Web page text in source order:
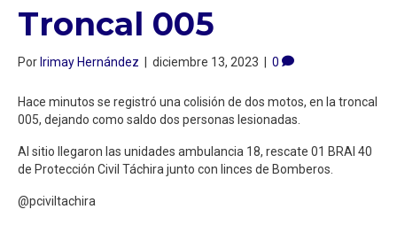
Troncal 005
PorIrimay Hernández | diciembre 13, 2023 | 0
Hace minutos se registró una colisión de dos motos, en la troncal
005, dejando como saldo dos personas lesionadas.
Al sitio llegaron las unidades ambulancia 18, rescate 01 BRAI 40
de Protección Civil Táchira junto con linces de Bomberos.
@pciviltachira